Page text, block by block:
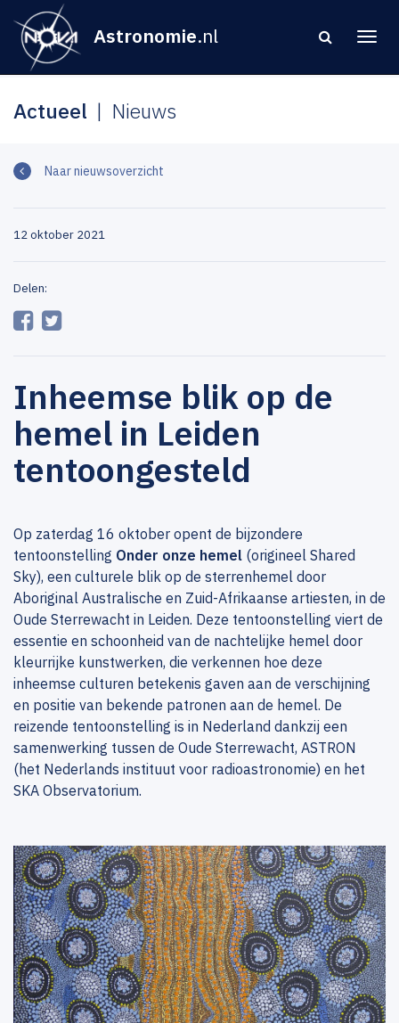
Astronomie.nl
Actueel Nieuws
Naar nieuwsoverzicht
12 oktober 2021
Delen:
Inheemse blik op de
hemel in Leiden
tentoongesteld
Op zaterdag 16 oktober opent de bijzondere
tentoonstelling Onder onze hemel (origineel Shared
Sky), een culturele blik op de sterrenhemel door
Aboriginal Australische en Zuid-Afrikaanse artiesten, in de
Oude Sterrewacht in Leiden. Deze tentoonstelling viert de
essentie en schoonheid van de nachtelijke hemel door
kleurrijke kunstwerken, die verkennen hoe deze
inheemse culturen betekenis gaven aan de verschijning
en positie van bekende patronen aan de hemel. De
reizende tentoonstelling is in Nederland dankzij een
samenwerking tussen de Oude Sterrewacht, ASTRON
(het Nederlands instituut voor radioastronomie) en het
SKA Observatorium.